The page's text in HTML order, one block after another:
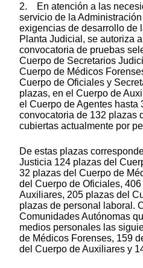
2. En atención a las
servicio de la
exigencias de desarrollo de
Planta Judicial, se autoriza
convocatoria de pruebas
Cuerpo de Secretarios
Cuerpo de Médicos
Cuerpo de Oficiales y
plazas, en el Cuerpo de
el Cuerpo de Agentes hasta
convocatoria de 132 plazas
cubiertas actualmente por
De estas plazas
Justicia 124 plazas del
32 plazas del Cuerpo de
del Cuerpo de Oficiales,
Auxiliares, 205 plazas del
plazas de personal laboral.
Comunidades Autónomas
medios personales las
de Médicos Forenses, 159
del Cuerpo de Auxiliares y